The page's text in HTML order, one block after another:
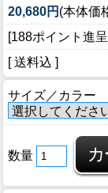
20,680円 (本体価
[188ポイント進
[ 送料込 ]
サイズ／カラー
数量